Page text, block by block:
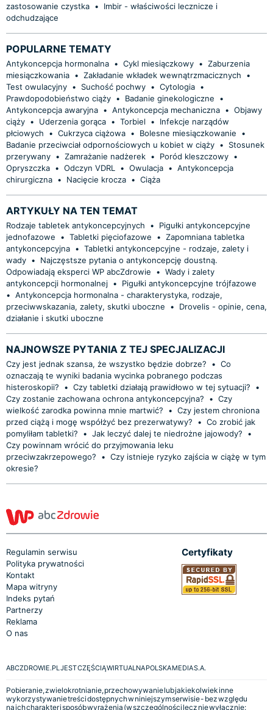
zastosowanie czystka •
Imbir - właściwości lecznicze i
odchudzające
POPULARNE TEMATY
Antykoncepcja hormonalna • Cykl miesiączkowy • Zaburzenia
miesiączkowania • Zakładanie wkładek wewnątrzmacicznych
•
Test owulacyjny • Suchość pochwy • Cytologia •
Prawdopodobieństwo ciąży • Badanie ginekologiczne
•
Antykoncepcja awaryjna • Antykoncepcja mechaniczna • Objawy
ciąży • Uderzenia gorąca • Torbiel •
Infekcje narządów
płciowych
• Cukrzyca ciążowa • Bolesne miesiączkowanie
•
Badanie przeciwciał odpornościowych u kobiet w ciąży •
Stosunek
przerywany • Zamrażanie nadżerek • Poród kleszczowy •
Opryszczka • Odczyn VDRL • Owulacja • Antykoncepcja
chirurgiczna • Nacięcie krocza • Ciąża
ARTYKUŁY NA TEN TEMAT
Rodzaje tabletek antykoncepcyjnych •
Pigułki antykoncepcyjne
jednofazowe
• Tabletki pięciofazowe • Zapomniana tabletka
antykoncepcyjna • Tabletki antykoncepcyjne - rodzaje, zalety i
wady •
Najczęstsze pytania o antykoncepcję doustną.
Odpowiadają eksperci WP abcZdrowie
• Wady i zalety
antykoncepcji hormonalnej •
Pigułki antykoncepcyjne trójfazowe
• Antykoncepcja hormonalna - charakterystyka, rodzaje,
przeciwwskazania, zalety, skutki uboczne
•
Drovelis - opinie, cena,
działanie i skutki uboczne
NAJNOWSZE PYTANIA Z TEJ SPECJALIZACJI
Czy jest jednak szansa, że wszystko będzie dobrze? • Co
oznaczają te wyniki badania wycinka pobranego podczas
histeroskopii?
• Czy tabletki działają prawidłowo w tej sytuacji?
•
Czy zostanie zachowana ochrona antykoncepcyjna?
• Czy
wielkość zarodka powinna mnie martwić?
• Czy jestem chroniona
przed ciążą i mogę współżyć bez prezerwatywy?
• Co zrobić jak
pomyliłam tabletki?
• Jak leczyć dalej te niedrożne jajowody?
•
Czy powinnam wrócić do przyjmowania leku
przeciwzakrzepowego?
• Czy istnieje ryzyko zajścia w ciążę w tym
okresie?
Regulamin serwisu
Polityka prywatności
Kontakt
Mapa witryny
Indeks pytań
Partnerzy
Reklama
O nas
Certyfikaty
ABCZDROWIE.PL JEST CZĘŚCIĄ WIRTUALNA POLSKA MEDIA S.A.
Pobieranie, zwielokrotnianie, przechowywanie lub jakiekolwiek inne
wykorzystywanie treści dostępnych w niniejszym serwisie - bez względu
na ich charakter i sposób wyrażenia (w szczególności lecz nie wyłącznie: